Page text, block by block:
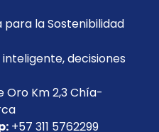
la Sostenibilidad
decisiones
Oro Km 2,3 Chía-
+57 311 5762299